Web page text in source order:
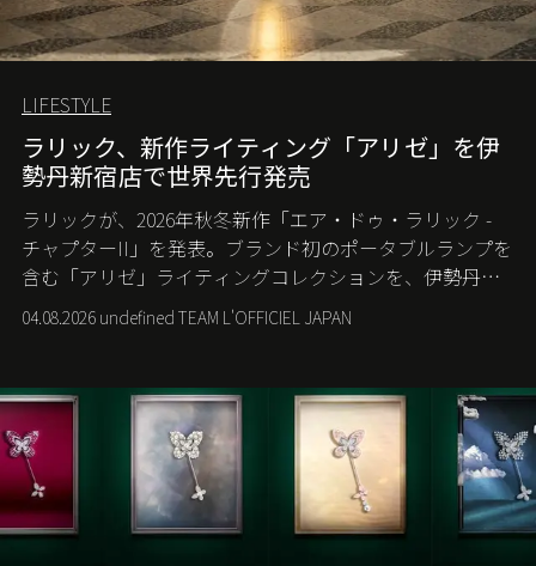
LIFESTYLE
ラリック、新作ライティング「アリゼ」を伊
勢丹新宿店で世界先行発売
ラリックが、2026年秋冬新作「エア・ドゥ・ラリック -
チャプターII」を発表。ブランド初のポータブルランプを
含む「アリゼ」ライティングコレクションを、伊勢丹新
宿店の期間限定ポップアップで世界に先駆けて発売す
る。
04.08.2026 undefined TEAM L'OFFICIEL JAPAN